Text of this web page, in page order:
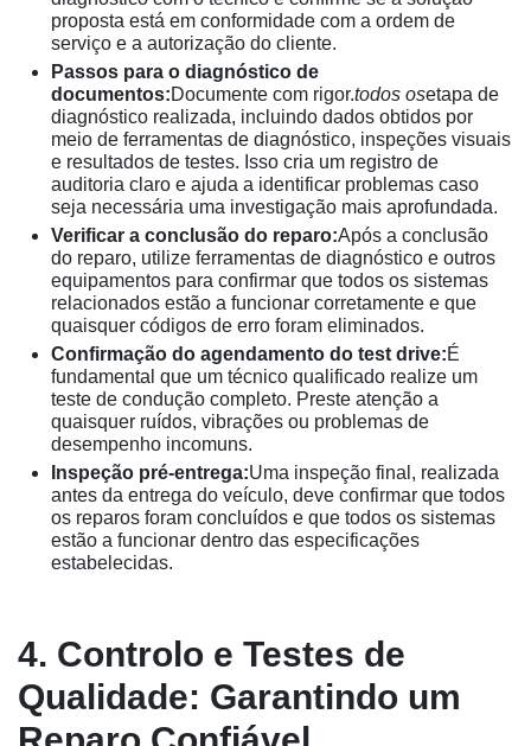
proposta está em conformidade com a ordem de
serviço e a autorização do cliente.
Passos para o diagnóstico de
documentos:Documente com rigor.todos osetapa de
diagnóstico realizada, incluindo dados obtidos por
meio de ferramentas de diagnóstico, inspeções visuais
e resultados de testes. Isso cria um registro de
auditoria claro e ajuda a identificar problemas caso
seja necessária uma investigação mais aprofundada.
Verificar a conclusão do reparo:Após a conclusão
do reparo, utilize ferramentas de diagnóstico e outros
equipamentos para confirmar que todos os sistemas
relacionados estão a funcionar corretamente e que
quaisquer códigos de erro foram eliminados.
Confirmação do agendamento do test drive:É
fundamental que um técnico qualificado realize um
teste de condução completo. Preste atenção a
quaisquer ruídos, vibrações ou problemas de
desempenho incomuns.
Inspeção pré-entrega:Uma inspeção final, realizada
antes da entrega do veículo, deve confirmar que todos
os reparos foram concluídos e que todos os sistemas
estão a funcionar dentro das especificações
estabelecidas.
4. Controlo e Testes de
Qualidade: Garantindo um